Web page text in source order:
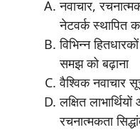
नवाचार,
नेटवर्क स्थापित
विभिन्न
समझ को बढ़ाना
वैश्विक नवाचार
लक्षित
रचनात्मकता